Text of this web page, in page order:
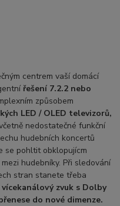
centrem vaší domácí
řešení 7.2.2 nebo
způsobem
LED / OLED televizorů,
nedostatečné funkční
hudebních koncertů
se pohltit obklopujícm
hudebníky. Při sledování
stran stanete třeba
zvuk s Dolby
do nové dimenze.